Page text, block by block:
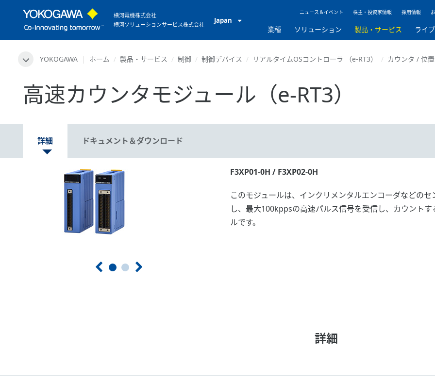
横河電機株式会社
横河ソリューションサービス株式会社
Japan
ニュース＆イベント 株主・投資家情報 採用情報
業種 ソリューション 製品・サービス ライ
YOKOGAWA ホーム 製品・サービス 制御 制御デバイス リアルタイムOSコントローラ （e-RT3） カウンタ / 位置
高速カウンタモジュール（e-RT3）
詳細 ドキュメント＆ダウンロード
F3XP01-0H / F3XP02-0H
このモジュールは、インクリメンタルエンコーダなどのセ
し、最大100kppsの高速パルス信号を受信し、カウントす
ルです。
詳細